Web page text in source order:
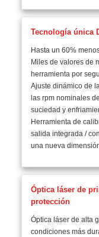
Tecnología única
Hasta un 60%
Miles de valores de
herramienta por
Ajuste dinámico de
las rpm nominales
suciedad y
Herramienta de
salida integrada /
una nueva
Óptica láser de
protección
Óptica láser de alta
condiciones más